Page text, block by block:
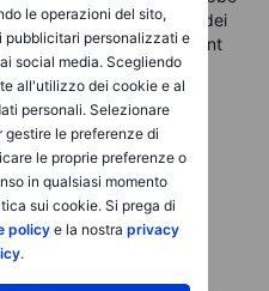
le operazioni del sito,
pubblicitari personalizzati e
social media. Scegliendo
all'utilizzo dei cookie e al
personali. Selezionare
le preferenze di
le proprie preferenze o
in qualsiasi momento
sui cookie. Si prega di
policye la nostra privacy
.
e sul potenziale dei
tempestiva al sentiment
intoppo ora sarebbe
portando
di mercato.
volatilità
è saggio di:
sviluppi del Senato: